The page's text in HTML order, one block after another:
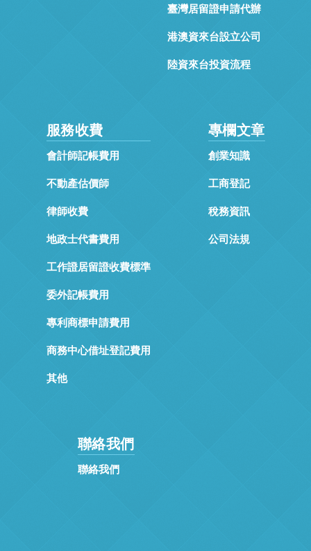
臺灣居留證申請代辦
港澳資來台設立公司
陸資來台投資流程
服務收費
會計師記帳費用
不動產估價師
律師收費
地政士代書費用
工作證居留證收費標準
委外記帳費用
專利商標申請費用
商務中心借址登記費用
其他
專欄文章
創業知識
工商登記
稅務資訊
公司法規
聯絡我們
聯絡我們